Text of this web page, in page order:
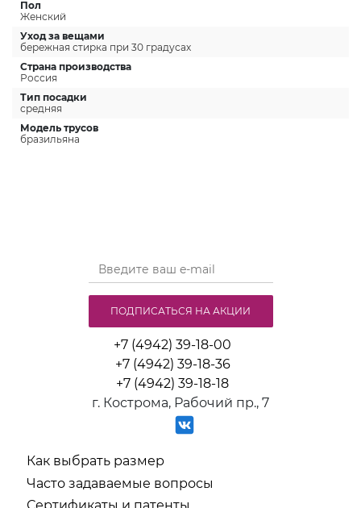
Пол
Женский
Уход за вещами
бережная стирка при 30 градусах
Страна производства
Россия
Тип посадки
средняя
Модель трусов
бразильяна
+7 (4942) 39-18-00
+7 (4942) 39-18-36
+7 (4942) 39-18-18
г. Кострома, Рабочий пр., 7
Как выбрать размер
Часто задаваемые вопросы
ПОДПИСАТЬСЯ НА АКЦИИ